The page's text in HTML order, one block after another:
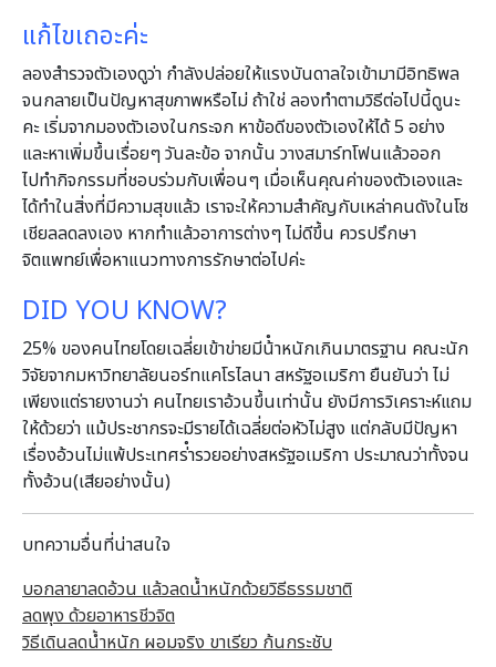
แก้ไขเถอะค่ะ
ลองสํารวจตัวเองดูว่า กําลังปล่อยให้แรงบันดาลใจเข้ามามีอิทธิพล
จนกลายเป็นปัญหาสุขภาพหรือไม่ ถ้าใช่ ลองทําตามวิธีต่อไปนี้ดูนะ
คะ เริ่มจากมองตัวเองในกระจก หาข้อดีของตัวเองให้ได้ 5 อย่าง
และหาเพิ่มขึ้นเรื่อยๆ วันละข้อ จากนั้น วางสมาร์ทโฟนแล้วออก
ไปทํากิจกรรมที่ชอบร่วมกับเพื่อนๆ เมื่อเห็นคุณค่าของตัวเองและ
ได้ทําในสิ่งที่มีความสุขแล้ว เราจะให้ความสําคัญกับเหล่าคนดังในโซ
เชียลลดลงเอง หากทําแล้วอาการต่างๆ ไม่ดีขึ้น ควรปรึกษา
จิตแพทย์เพื่อหาแนวทางการรักษาต่อไปค่ะ
DID YOU KNOW?
25% ของคนไทยโดยเฉลี่ยเข้าข่ายมีน้ําหนักเกินมาตรฐาน คณะนัก
วิจัยจากมหาวิทยาลัยนอร์ทแคโรไลนา สหรัฐอเมริกา ยืนยันว่า ไม่
เพียงแต่รายงานว่า คนไทยเราอ้วนขึ้นเท่านั้น ยังมีการวิเคราะห์แถม
ให้ด้วยว่า แม้ประชากรจะมีรายได้เฉลี่ยต่อหัวไม่สูง แต่กลับมีปัญหา
เรื่องอ้วนไม่แพ้ประเทศร่ํารวยอย่างสหรัฐอเมริกา ประมาณว่าทั้งจน
ทั้งอ้วน(เสียอย่างนั้น)
บทความอื่นที่น่าสนใจ
บอกลายาลดอ้วน แล้วลดน้ำหนักด้วยวิธีธรรมชาติ
ลดพุง ด้วยอาหารชีวจิต
วิธีเดินลดน้ำหนัก ผอมจริง ขาเรียว ก้นกระชับ